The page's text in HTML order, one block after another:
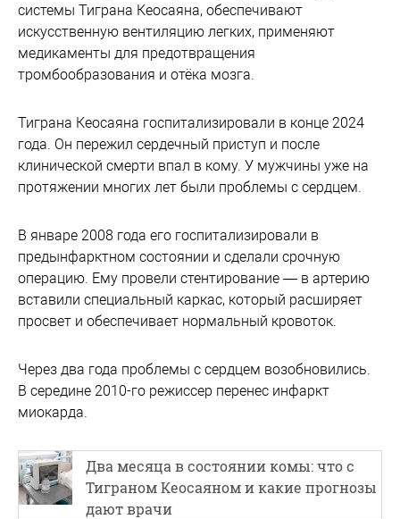
системы Тиграна Кеосаяна, обеспечивают
искусственную вентиляцию легких, применяют
медикаменты для предотвращения
тромбообразования и отёка мозга.
Тиграна Кеосаяна госпитализировали в конце 2024
года. Он пережил сердечный приступ и после
клинической смерти впал в кому. У мужчины уже на
протяжении многих лет были проблемы с сердцем.
В январе 2008 года его госпитализировали в
предынфарктном состоянии и сделали срочную
операцию. Ему провели стентирование — в артерию
вставили специальный каркас, который расширяет
просвет и обеспечивает нормальный кровоток.
Через два года проблемы с сердцем возобновились.
В середине 2010-го режиссер перенес инфаркт
миокарда.
Два месяца в состоянии комы: что с
Тиграном Кеосаяном и какие прогнозы
дают врачи